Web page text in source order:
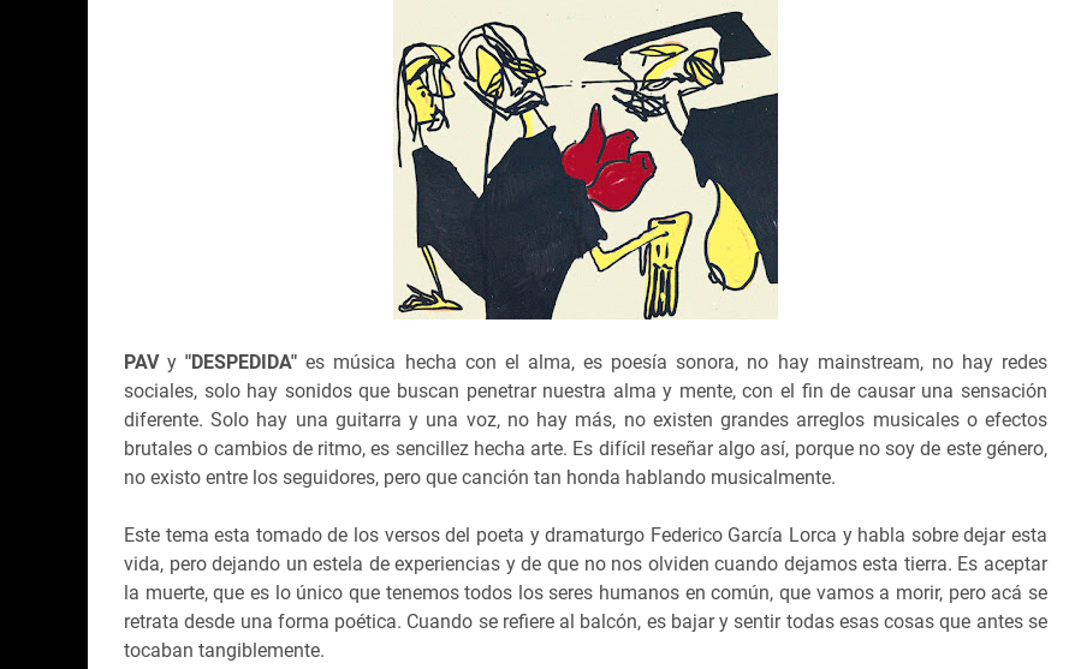
PAVy"DESPEDIDA" es música hecha con el alma, es poesía sonora, no hay mainstream, no hay redes
sociales, solo hay sonidos que buscan penetrar nuestra alma y mente, con el fin de causar una sensación
diferente. Solo hay una guitarra y una voz, no hay más, no existen grandes arreglos musicales o efectos
brutales o cambios de ritmo, es sencillez hecha arte. Es difícil reseñar algo así, porque no soy de este género,
no existo entre los seguidores, pero que canción tan honda hablando musicalmente.
Este tema esta tomado de los versos del poeta y dramaturgo Federico García Lorca y habla sobre dejar esta
vida, pero dejando un estela de experiencias y de que no nos olviden cuando dejamos esta tierra. Es aceptar
la muerte, que es lo único que tenemos todos los seres humanos en común, que vamos a morir, pero acá se
retrata desde una forma poética. Cuando se refiere al balcón, es bajar y sentir todas esas cosas que antes se
tocaban tangiblemente.